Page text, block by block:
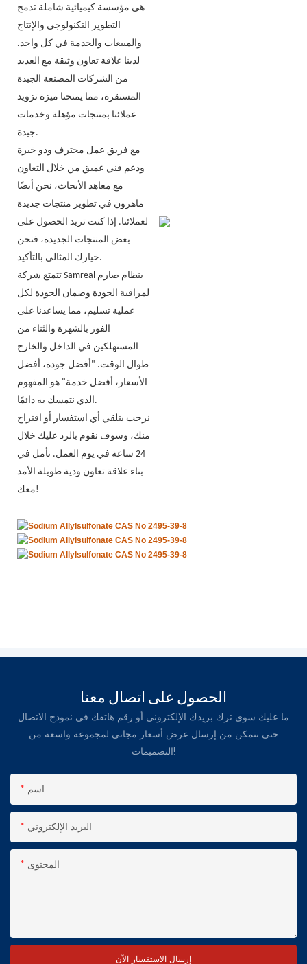
هي مؤسسة كيميائية شاملة تدمج
التطوير التكنولوجي والإنتاج
والمبيعات والخدمة في كل واحد.
لدينا علاقة تعاون وثيقة مع العديد
من الشركات المصنعة الجيدة
المستقرة، مما يمنحنا ميزة تزويد
عملائنا بمنتجات مؤهلة وخدمات
جيدة.
مع فريق عمل محترف وذو خبرة
ودعم فني عميق من خلال التعاون
مع معاهد الأبحاث، نحن أيضًا
ماهرون في تطوير منتجات جديدة
لعملائنا. إذا كنت تريد الحصول على
بعض المنتجات الجديدة، فنحن
خيارك المثالي بالتأكيد.
تتمتع شركة Samreal بنظام صارم
لمراقبة الجودة وضمان الجودة لكل
عملية تسليم، مما يساعدنا على
الفوز بالشهرة والثناء من
المستهلكين في الداخل والخارج
طوال الوقت. "أفضل جودة، أفضل
الأسعار، أفضل خدمة" هو المفهوم
الذي نتمسك به دائمًا.
نرحب بتلقي أي استفسار أو اقتراح
منك، وسوف نقوم بالرد عليك خلال
24 ساعة في يوم العمل. نأمل في
بناء علاقة تعاون ودية طويلة الأمد
معك!
الحصول على اتصال معنا
ما عليك سوى ترك بريدك الإلكتروني أو رقم هاتفك في نموذج الاتصال
حتى نتمكن من إرسال عرض أسعار مجاني لمجموعة واسعة من
التصميمات!
اسم
البريد الإلكتروني
المحتوى
إرسال الاستفسار الآن